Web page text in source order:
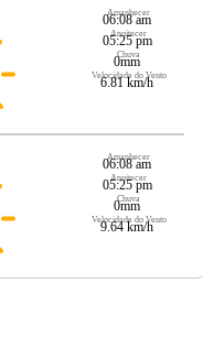
Amanhecer
06:08 am
Anoitecer
05:25 pm
Chuva
0mm
Velocidade do Vento
6.81 km/h
Amanhecer
06:08 am
Anoitecer
05:25 pm
Chuva
0mm
Velocidade do Vento
9.64 km/h